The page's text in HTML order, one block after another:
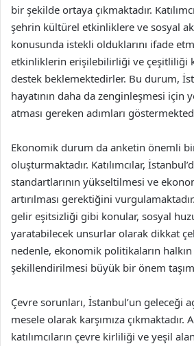
bir şekilde ortaya çıkmaktadır.
şehrin kültürel etkinliklere ve sosyal
konusunda istekli olduklarını ifade
etkinliklerin erişilebilirliği ve çeşitliliği
destek beklemektedirler. Bu durum,
hayatının daha da zenginleşmesi için
atması gereken adımları
Ekonomik durum da anketin önemli bir
oluşturmaktadır. Katılımcılar,
standartlarının yükseltilmesi ve
artırılması gerektiğini
gelir eşitsizliği gibi konular, sosyal
yaratabilecek unsurlar olarak dikkat
nedenle, ekonomik politikaların
şekillendirilmesi büyük bir önem
Çevre sorunları, İstanbul’un geleceği
mesele olarak karşımıza çıkmaktadır.
katılımcıların çevre kirliliği ve yeşil